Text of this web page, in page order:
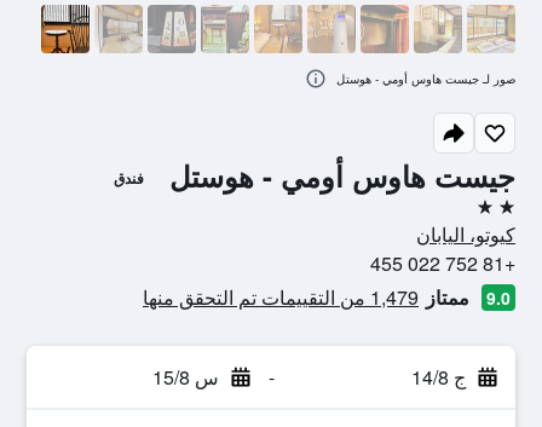
جيست هاوس أومي - هوستل فندق
2 نجمتين
كيوتو، اليابان
+81 752 022 455
9.0 ممتاز 1,479 من التقييمات تم التحقق منها
ج 14/8 - س 15/8
صور لـ جيست هاوس أومي - هوستل